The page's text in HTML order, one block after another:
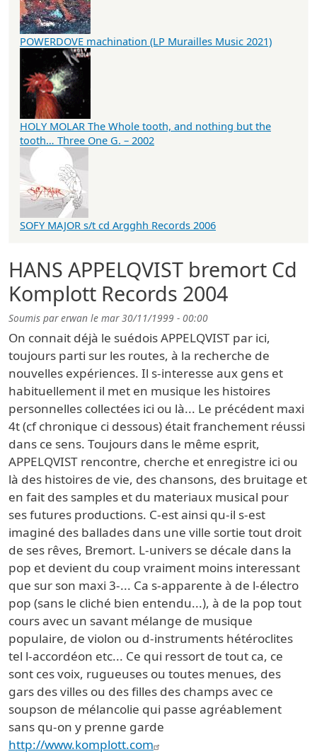
HANS APPELQVIST bremort Cd
Komplott Records 2004
Soumis parerwan le mar 30/11/1999 - 00:00
On connait déjà le suédois APPELQVIST par ici,
toujours parti sur les routes, à la recherche de
nouvelles expériences. Il s-interesse aux gens et
habituellement il met en musique les histoires
personnelles collectées ici ou là... Le précédent maxi
4t (cf chronique ci dessous) était franchement réussi
dans ce sens. Toujours dans le même esprit,
APPELQVIST rencontre, cherche et enregistre ici ou
là des histoires de vie, des chansons, des bruitage et
en fait des samples et du materiaux musical pour
ses futures productions. C-est ainsi qu-il s-est
imaginé des ballades dans une ville sortie tout droit
de ses rêves, Bremort. L-univers se décale dans la
pop et devient du coup vraiment moins interessant
que sur son maxi 3-... Ca s-apparente à de l-électro
pop (sans le cliché bien entendu...), à de la pop tout
cours avec un savant mélange de musique
populaire, de violon ou d-instruments hétéroclites
tel l-accordéon etc... Ce qui ressort de tout ca, ce
sont ces voix, rugueuses ou toutes menues, des
gars des villes ou des filles des champs avec ce
soupson de mélancolie qui passe agréablement
sans qu-on y prenne garde
http://www.komplott.com
POWERDOVE machination (LP Murailles Music 2021)
HOLY MOLAR The Whole tooth, and nothing but the
tooth… Three One G. – 2002
SOFY MAJOR s/t cd Argghh Records 2006